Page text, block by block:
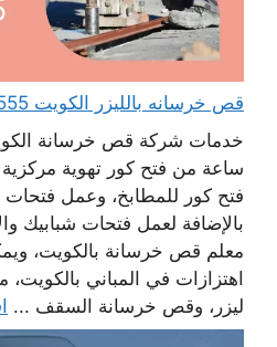
قص خرسانه بالليزر الكويت 65932555 فتح كور تكييف
ساعة من فتح كور تهوية
فتح كور للمطابخ، وعمل فتحات
بالإضافة لعمل فتحات شبابيك
معلم قص خرسانة بالكويت،
اهتزازات في المباني
ليزر، وقص خرسانة السقف ...